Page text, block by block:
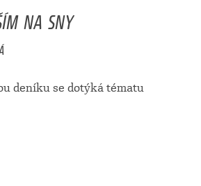
NA SNY
deníku se dotýká tématu